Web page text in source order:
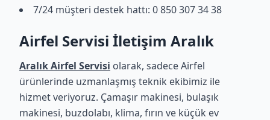
7/24 müşteri destek hattı: 0 850 307 34 38
Airfel Servisi İletişim Aralık
Aralık Airfel Servisi olarak, sadece Airfel
ürünlerinde uzmanlaşmış teknik ekibimiz ile
hizmet veriyoruz. Çamaşır makinesi, bulaşık
makinesi, buzdolabı, klima, fırın ve küçük ev